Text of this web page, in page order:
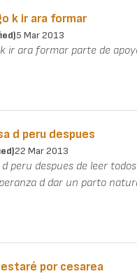
k ir ara formar
5 Mar 2013
ir ara formar parte de
d peru despues
22 Mar 2013
peru despues de leer
d dar un parto
por cesarea